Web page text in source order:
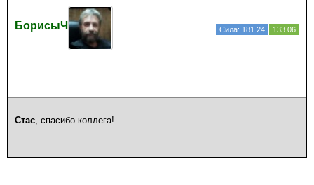
БорисыЧ Сила: 181.24 133.06
Стас, спасибо коллега!